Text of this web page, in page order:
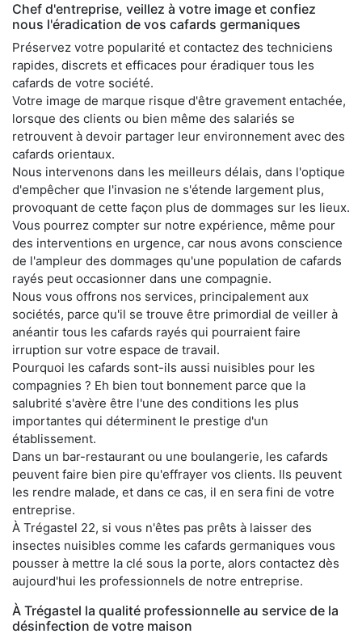
Chef d'entreprise, veillez à votre image et confiez
nous l'éradication de vos cafards germaniques
Préservez votre popularité et contactez des techniciens
rapides, discrets et efficaces pour éradiquer tous les
cafards de votre société.
Votre image de marque risque d'être gravement entachée,
lorsque des clients ou bien même des salariés se
retrouvent à devoir partager leur environnement avec des
cafards orientaux.
Nous intervenons dans les meilleurs délais, dans l'optique
d'empêcher que l'invasion ne s'étende largement plus,
provoquant de cette façon plus de dommages sur les lieux.
Vous pourrez compter sur notre expérience, même pour
des interventions en urgence, car nous avons conscience
de l'ampleur des dommages qu'une population de cafards
rayés peut occasionner dans une compagnie.
Nous vous offrons nos services, principalement aux
sociétés, parce qu'il se trouve être primordial de veiller à
anéantir tous les cafards rayés qui pourraient faire
irruption sur votre espace de travail.
Pourquoi les cafards sont-ils aussi nuisibles pour les
compagnies ? Eh bien tout bonnement parce que la
salubrité s'avère être l'une des conditions les plus
importantes qui déterminent le prestige d'un
établissement.
Dans un bar-restaurant ou une boulangerie, les cafards
peuvent faire bien pire qu'effrayer vos clients. Ils peuvent
les rendre malade, et dans ce cas, il en sera fini de votre
entreprise.
À Trégastel 22, si vous n'êtes pas prêts à laisser des
insectes nuisibles comme les cafards germaniques vous
pousser à mettre la clé sous la porte, alors contactez dès
aujourd'hui les professionnels de notre entreprise.
À Trégastel la qualité professionnelle au service de la
désinfection de votre maison